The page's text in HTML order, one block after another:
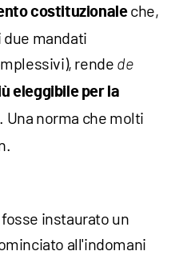
costituzionaleche,
mandati
rende de
eleggibile per la
. Una norma che molti
instaurato un
all'indomani